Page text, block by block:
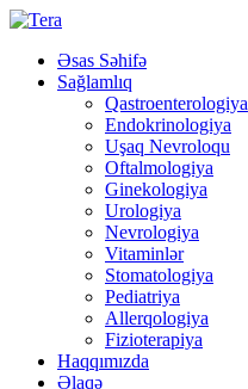
Əsas Səhifə
Sağlamlıq
Qastroenterologiya
Endokrinologiya
Uşaq Nevroloqu
Oftalmologiya
Ginekologiya
Urologiya
Nevrologiya
Vitaminlər
Stomatologiya
Pediatriya
Allerqologiya
Fizioterapiya
Haqqımızda
Əlaqə